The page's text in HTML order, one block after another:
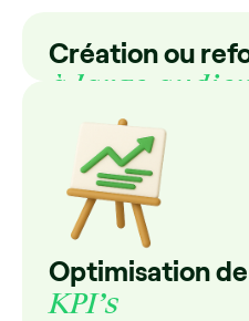
Création ou
à large
Optimisation de
KPI’s